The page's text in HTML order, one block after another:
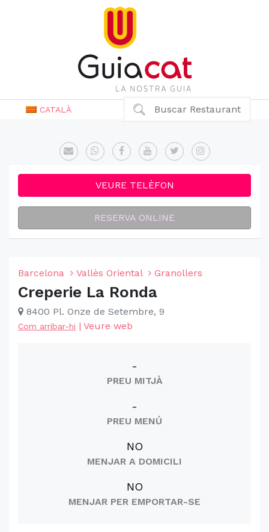
CATALÀ Buscar Restaurant
VEURE TELÈFON
RESERVA ONLINE
Barcelona Vallès Oriental Granollers
Creperie La Ronda
8400 Pl. Onze de Setembre, 9
Com arribar-hi | Veure web
-
PREU MITJÀ
-
PREU MENÚ
NO
MENJAR A DOMICILI
NO
MENJAR PER EMPORTAR-SE